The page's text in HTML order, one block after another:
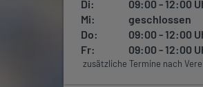
Di:
09:00 - 12:00
Mi:
geschlossen
Do:
09:00 - 12:00
Fr:
09:00 - 12:00
zusätzliche Termine nach